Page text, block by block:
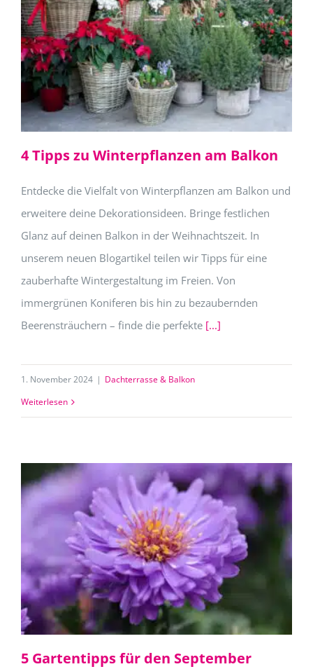
4 Tipps zu Winterpflanzen am Balkon
Entdecke die Vielfalt von Winterpflanzen am Balkon und
erweitere deine Dekorationsideen. Bringe festlichen
Glanz auf deinen Balkon in der Weihnachtszeit. In
unserem neuen Blogartikel teilen wir Tipps für eine
zauberhafte Wintergestaltung im Freien. Von
immergrünen Koniferen bis hin zu bezaubernden
Beerensträuchern – finde die perfekte [...]
1. November 2024 | Dachterrasse & Balkon
Weiterlesen
5 Gartentipps für den September